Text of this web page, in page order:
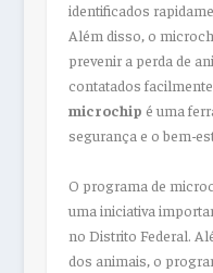
identificados
Além disso, o
prevenir a perda de
contatados
microchip é uma
segurança e o bem-
O programa de
uma iniciativa
no Distrito Federal.
dos animais, o